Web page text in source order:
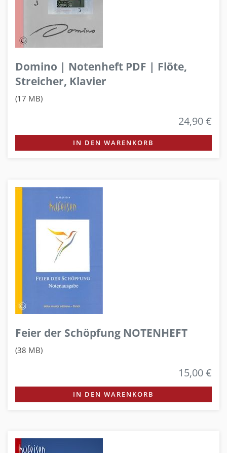
Domino | Notenheft PDF | Flöte,
Streicher, Klavier
(17 MB)
24,90 €
IN DEN WARENKORB
Feier der Schöpfung NOTENHEFT
(38 MB)
15,00 €
IN DEN WARENKORB